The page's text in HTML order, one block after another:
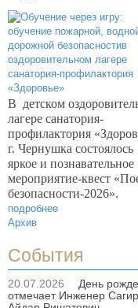
В детском
лагере санатория-
профилактория
г. Чернушка состоялось
яркое и познавательное
мероприятие-квест
безопасности-2026».
подробнее
Архив
События
20.07.2026
День
отмечает Инженер